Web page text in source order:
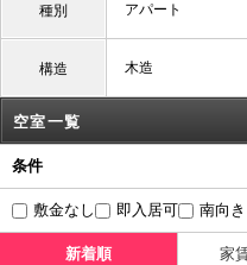
種別 アパート
構造 木造
空室一覧
条件
敷金なし 即入居可 南向き
新着順 家